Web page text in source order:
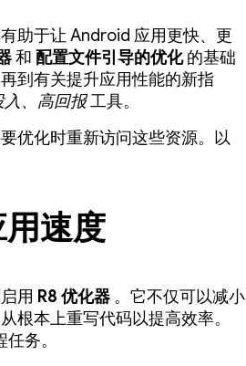
助于让 Android 应用更快、更
和 配置文件引导的优化的基础
到有关提升应用性能的新指
入、高回报工具。
优化时重新访问这些资源。以
速度
用 R8 优化器 。它不仅可以减小
根本上重写代码以提高效率。
务。